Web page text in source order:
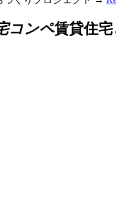
コンペ賃貸住宅